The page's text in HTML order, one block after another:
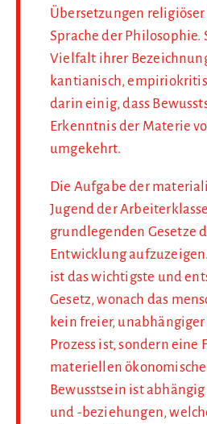
Übersetzungen
Sprache der Philosophie.
Vielfalt ihrer
kantianisch,
darin einig, dass
Erkenntnis der Materie
umgekehrt.
Die Aufgabe der
Jugend der
grundlegenden Gesetze
Entwicklung
ist das wichtigste und
Gesetz, wonach das
kein freier,
Prozess ist, sondern eine
materiellen
Bewusstsein ist
und -beziehungen,